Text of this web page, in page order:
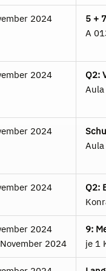
2024
5 +
A
2024
Q2:
Aula
2024
Aula
2024
Q2:
2024
2024
9:
je 1